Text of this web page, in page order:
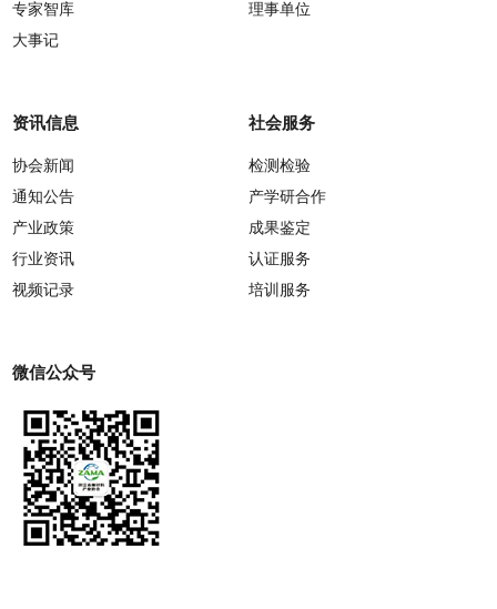
专家智库
大事记
理事单位
资讯信息
协会新闻
通知公告
产业政策
行业资讯
视频记录
社会服务
检测检验
产学研合作
成果鉴定
认证服务
培训服务
微信公众号